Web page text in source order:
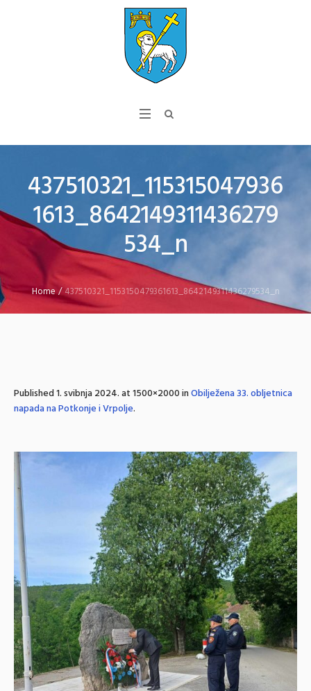
437510321_115315047936
1613_8642149311436279
534_n
Home/437510321_1153150479361613_8642149311436279534_n
Published1. svibnja 2024.at 1500×2000 inObilježena 33. obljetnica
napada na Potkonje i Vrpolje.